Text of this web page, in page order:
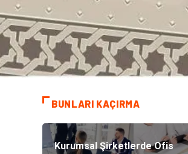
BUNLARI KAÇIRMA
Kurumsal Şirketlerde Ofis